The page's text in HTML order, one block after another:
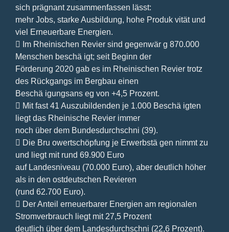
sich prägnant zusammenfassen lässt:
mehr Jobs, starke Ausbildung, hohe Produk vität und
viel Erneuerbare Energien.
 Im Rheinischen Revier sind gegenwär g 870.000
Menschen beschä igt; seit Beginn der
Förderung 2020 gab es im Rheinischen Revier trotz
des Rückgangs im Bergbau einen
Beschä igungsans eg von +4,5 Prozent.
 Mit fast 41 Auszubildenden je 1.000 Beschä igten
liegt das Rheinische Revier immer
noch über dem Bundesdurchschni (39).
 Die Bru owertschöpfung je Erwerbstä gen nimmt zu
und liegt mit rund 69.900 Euro
auf Landesniveau (70.000 Euro), aber deutlich höher
als in den ostdeutschen Revieren
(rund 62.700 Euro).
 Der Anteil erneuerbarer Energien am regionalen
Stromverbrauch liegt mit 27,5 Prozent
deutlich über dem Landesdurchschni (22,6 Prozent).